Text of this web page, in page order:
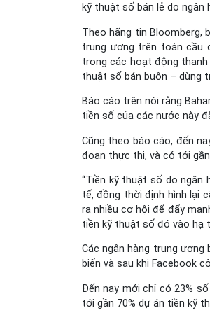
kỹ thuật số bán lẻ do ngân
Theo hãng tin Bloomberg,
trung ương trên toàn cầu
trong các hoạt động
thuật số bán buôn – dùng
Báo cáo trên nói rằng
tiền số của các nước này
Cũng theo báo cáo, đến
đoạn thực thi, và có tới
“Tiền kỹ thuật số do ngân
tế, đồng thời định hình lại
ra nhiều cơ hội để đẩy
tiền kỹ thuật số đó vào hạ
Các ngân hàng trung
biến và sau khi Facebook
Đến nay mới chỉ có 23%
tới gần 70% dự án tiền kỹ